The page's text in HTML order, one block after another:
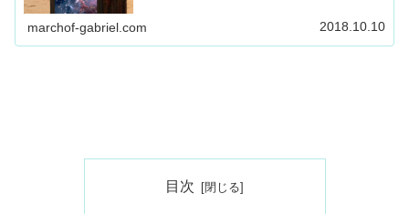
marchof-gabriel.com 2018.10.10
目次